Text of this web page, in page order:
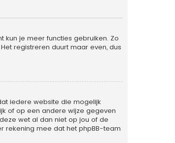
je meer functies gebruiken. Zo
registreren duurt maar even, dus
iedere website die mogelijk
of op een andere wijze gegeven
wet al dan niet op jou of de
rekening mee dat het phpBB-team